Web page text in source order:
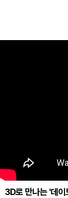
3D로 만나는 '데이